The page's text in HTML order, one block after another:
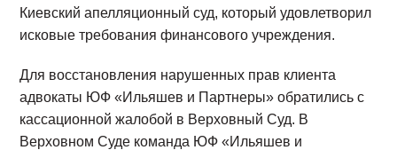
Киевский апелляционный суд, который удовлетворил
исковые требования финансового учреждения.
Для восстановления нарушенных прав клиента
адвокаты ЮФ «Ильяшев и Партнеры» обратились с
кассационной жалобой в Верховный Суд. В
Верховном Суде команда ЮФ «Ильяшев и